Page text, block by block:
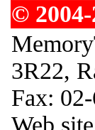
©
3R22,
Fax:
Web